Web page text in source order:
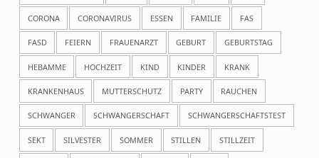
CORONA CORONAVIRUS ESSEN FAMILIE FAS
FASD FEIERN FRAUENARZT GEBURT GEBURTSTAG
HEBAMME HOCHZEIT KIND KINDER KRANK
KRANKENHAUS MUTTERSCHUTZ PARTY RAUCHEN
SCHWANGER SCHWANGERSCHAFT SCHWANGERSCHAFTSTEST
SEKT SILVESTER SOMMER STILLEN STILLZEIT